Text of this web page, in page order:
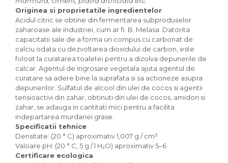
Crenvursti si pateu din carne bio
Pateu bio si creme vegetale
Sosuri bio
Produse din tomate
Ketchup bio
Sosuri bio din tomate
Sucuri si bauturi bio
Lapte bio si bauturi vegetale
Sirop bio
Sucuri din fructe si legume bio
Superalimente
Pudre proteice bio
Originea si proprietatile ingredientelor
Acidul citric se obtine din fermentarea subproduselor
zaharoase ale industriei, cum ar fi. B. Melasa. Datorita
capacitatii sale de a forma un compus cu carbonat de
calciu odata cu dezvoltarea dioxidului de carbon, este
folosit la curatarea toaletei pentru a dizolva depunerile de
calcar. Agentul de ingrosare vegetala ajuta agentul de
curatare sa adere bine la suprafata si sa actioneze asupra
depunerilor. Sulfatul de alcool din ulei de cocos si agentii
tensioactivi din zahar, obtinuti din ulei de cocos, amidon si
zahar, se adauga in cantitati mici pentru a facilita
indepartarea murdariei grase.
Specificatii tehnice
Densitate: (20 ° C) aproximativ 1,007 g / cm³
Valoare pH: (20 ° C, 5 g / l H₂O) aproximativ 5–6
Certificare ecologica